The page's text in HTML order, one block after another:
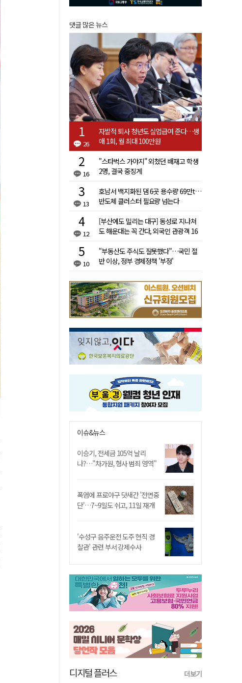
댓글 많은 뉴스
26
자발적 퇴사 청년도 실업급여 준다…생
애 1회, 월 최대 100만원
16
"스타벅스 가야지" 외쳤던 배재고 학생
2명, 결국 중징계
13
호남서 백지화된 댐 6곳 용수량 69만t…
반도체 클러스터 필요량 넘는다
12
[부산에도 밀리는 대구] 동성로 지나쳐
도 해운대는 꼭 간다, 외국인 관광객 16
10
"부동산도 주식도 잘못했다"…국민 절
반 이상, 정부 경제정책 '부정'
이슈&뉴스
이승기, 전세금 105억 날리
나?…"차가원, 형사 범죄 영역"
폭염에 프로야구 닷새간 '전면중
단'…7~9일도 쉬고, 11일 재개
'수성구 음주운전 도주 현직 경
찰관' 관련 부서 강제수사
디지털 플러스 더보기